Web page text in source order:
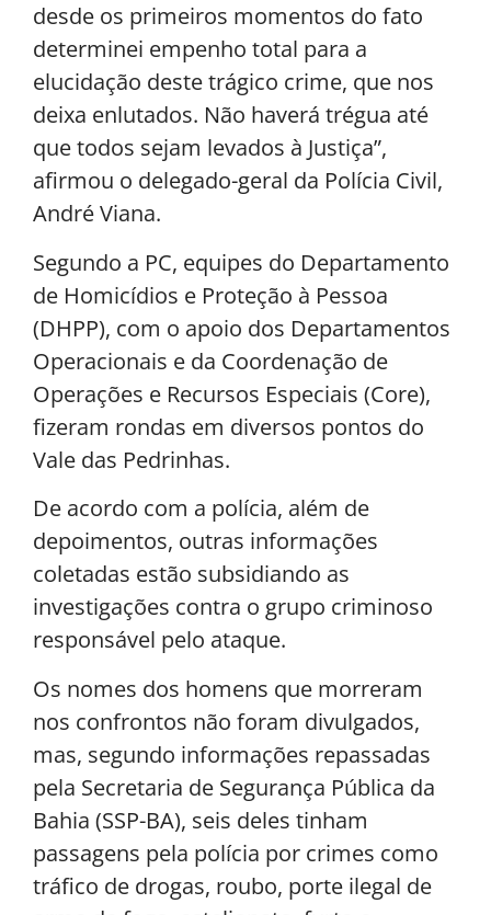
desde os primeiros momentos do fato
determinei empenho total para a
elucidação deste trágico crime, que nos
deixa enlutados. Não haverá trégua até
que todos sejam levados à Justiça”,
afirmou o delegado-geral da Polícia Civil,
André Viana.
Segundo a PC, equipes do Departamento
de Homicídios e Proteção à Pessoa
(DHPP), com o apoio dos Departamentos
Operacionais e da Coordenação de
Operações e Recursos Especiais (Core),
fizeram rondas em diversos pontos do
Vale das Pedrinhas.
De acordo com a polícia, além de
depoimentos, outras informações
coletadas estão subsidiando as
investigações contra o grupo criminoso
responsável pelo ataque.
Os nomes dos homens que morreram
nos confrontos não foram divulgados,
mas, segundo informações repassadas
pela Secretaria de Segurança Pública da
Bahia (SSP-BA), seis deles tinham
passagens pela polícia por crimes como
tráfico de drogas, roubo, porte ilegal de